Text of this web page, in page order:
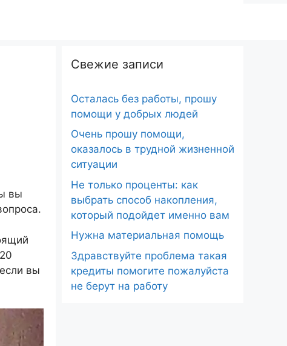
вы
вы
Свежие записи
Осталась без работы, прошу
помощи у добрых людей
Очень прошу помощи,
оказалось в трудной жизненной
ситуации
Не только проценты: как
выбрать способ накопления,
который подойдет именно вам
Нужна материальная помощь
Здравствуйте проблема такая
кредиты помогите пожалуйста
не берут на работу